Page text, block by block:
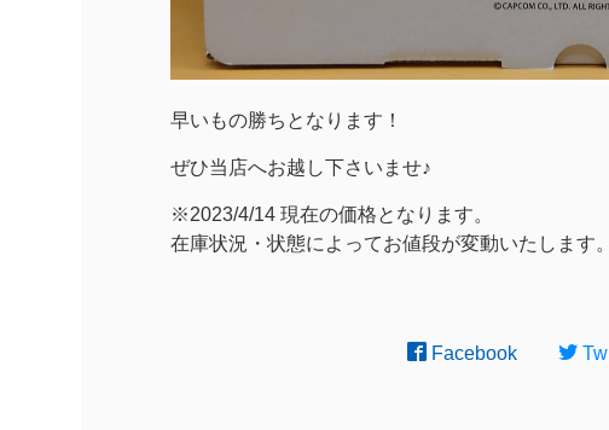
早いもの勝ちとなります！
ぜひ当店へお越し下さいませ♪
※2023/4/14 現在の価格となります。
在庫状況・状態によってお値段が変動いたします
Facebook